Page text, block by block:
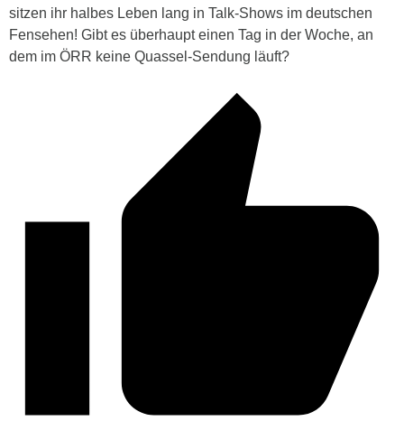
sitzen ihr halbes Leben lang in Talk-Shows im deutschen
Fensehen! Gibt es überhaupt einen Tag in der Woche, an
dem im ÖRR keine Quassel-Sendung läuft?